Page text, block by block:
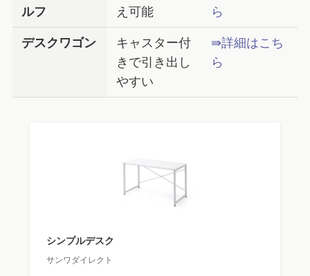
ルフ
え可能
ら
デスクワゴン
キャスター付
きで引き出し
やすい
⇛詳細はこち
ら
シンプルデスク
サンワダイレクト